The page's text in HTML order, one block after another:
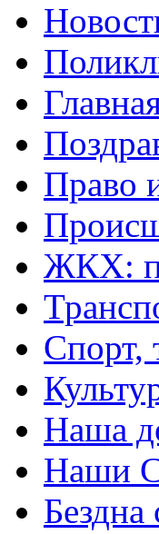
Право
ЖКХ:
Спорт,
Наша
Наши
Бездна